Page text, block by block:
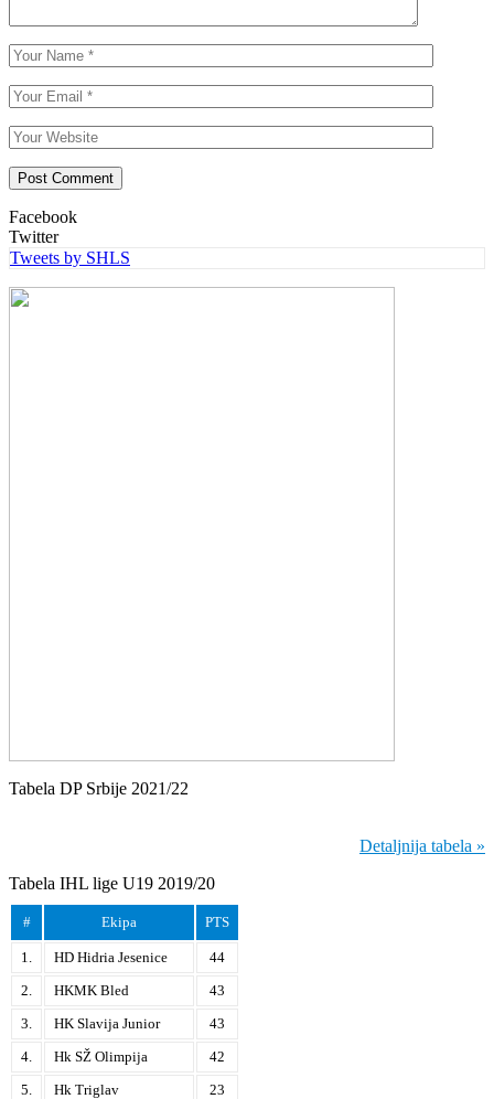
Facebook
Twitter
Tweets by SHLS
Tabela DP Srbije 2021/22
Detaljnija tabela »
Tabela IHL lige U19 2019/20
# Ekipa PTS
1. HD Hidria Jesenice
44
2.
HKMK Bled
43
3.
HK Slavija Junior
43
4.
Hk SŽ Olimpija
42
5.
Hk Triglav
23